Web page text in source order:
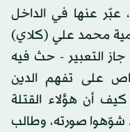
عبّر عنها في الداخل
محمد علي (كلاي)
جاز التعبير - حث فيه
خاص على تفهم الدين
أن هؤلاء القتلة
شوّهوا صورته، وطالب